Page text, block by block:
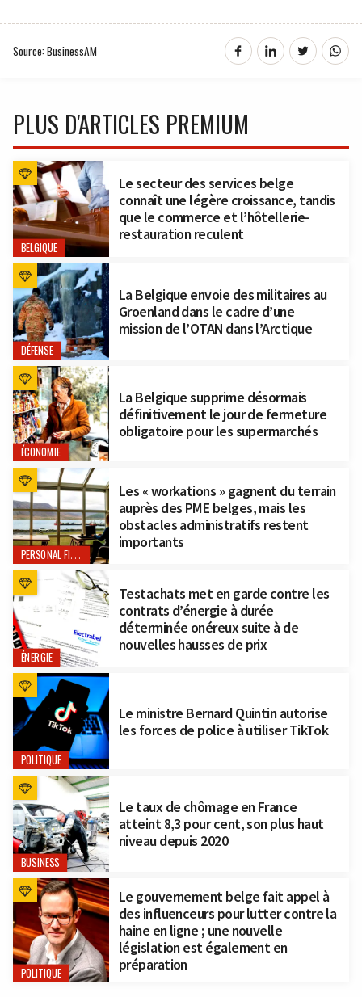
Source: BusinessAM
PLUS D'ARTICLES PREMIUM
BELGIQUE
Le secteur des services belge
connaît une légère croissance, tandis
que le commerce et l’hôtellerie-
restauration reculent
DÉFENSE
La Belgique envoie des militaires au
Groenland dans le cadre d’une
mission de l’OTAN dans l’Arctique
ÉCONOMIE
La Belgique supprime désormais
définitivement le jour de fermeture
obligatoire pour les supermarchés
PERSONAL FINANCE
Les « workations » gagnent du terrain
auprès des PME belges, mais les
obstacles administratifs restent
importants
ÉNERGIE
Testachats met en garde contre les
contrats d’énergie à durée
déterminée onéreux suite à de
nouvelles hausses de prix
POLITIQUE
Le ministre Bernard Quintin autorise
les forces de police à utiliser TikTok
BUSINESS
Le taux de chômage en France
atteint 8,3 pour cent, son plus haut
niveau depuis 2020
POLITIQUE
Le gouvernement belge fait appel à
des influenceurs pour lutter contre la
haine en ligne ; une nouvelle
législation est également en
préparation